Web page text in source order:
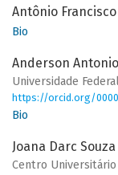
Antônio
Bio
Anderson
Universidade
https://orcid.org/
Bio
Joana Darc
Centro